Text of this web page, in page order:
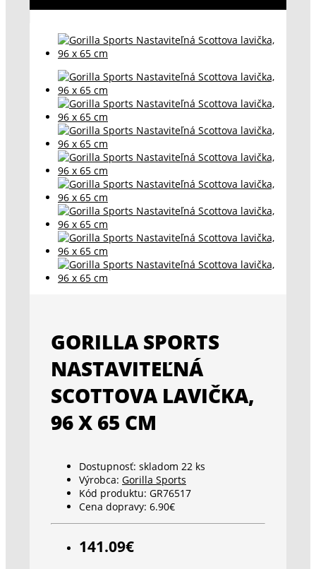
GORILLA SPORTS
NASTAVITEĽNÁ
SCOTTOVA LAVIČKA,
96 X 65 CM
Dostupnosť: skladom 22 ks
Výrobca: Gorilla Sports
Kód produktu: GR76517
Cena dopravy: 6.90€
141.09€